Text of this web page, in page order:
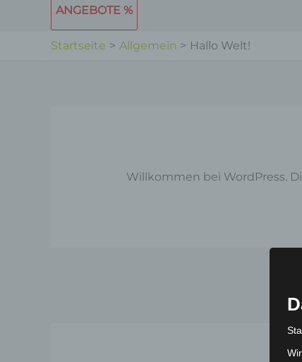
ANGEBOTE %
Startseite Allgemein Hallo Welt!
Willkommen bei WordPress.